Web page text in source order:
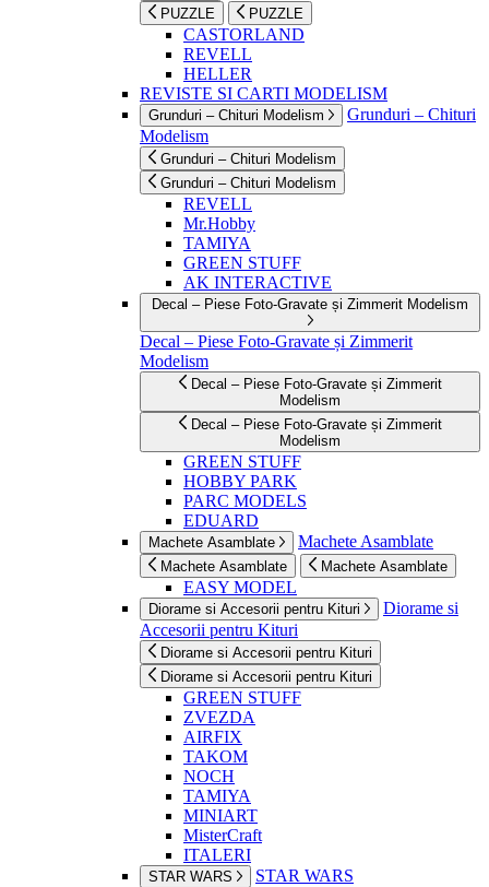
PUZZLE PUZZLE
CASTORLAND
REVELL
HELLER
REVISTE SI CARTI MODELISM
Grunduri – Chituri Modelism
Grunduri – Chituri
Modelism
Grunduri – Chituri Modelism
Grunduri – Chituri Modelism
REVELL
Mr.Hobby
TAMIYA
GREEN STUFF
AK INTERACTIVE
Decal – Piese Foto-Gravate și Zimmerit Modelism
Decal – Piese Foto-Gravate și Zimmerit
Modelism
Decal – Piese Foto-Gravate și Zimmerit
Modelism
Decal – Piese Foto-Gravate și Zimmerit
Modelism
GREEN STUFF
HOBBY PARK
PARC MODELS
EDUARD
Machete Asamblate Machete Asamblate
Machete Asamblate Machete Asamblate
EASY MODEL
Diorame si Accesorii pentru Kituri
Diorame si
Accesorii pentru Kituri
Diorame si Accesorii pentru Kituri
Diorame si Accesorii pentru Kituri
GREEN STUFF
ZVEZDA
AIRFIX
TAKOM
NOCH
TAMIYA
MINIART
MisterCraft
ITALERI
STAR WARS STAR WARS